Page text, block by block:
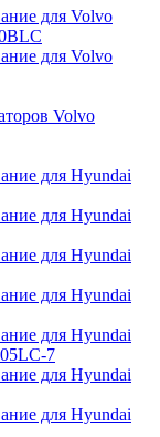
для Volvo
для Volvo
Volvo
для Hyundai
для Hyundai
для Hyundai
для Hyundai
для Hyundai
7
для Hyundai
для Hyundai